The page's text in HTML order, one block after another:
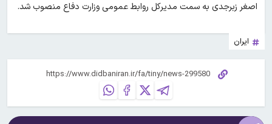
اصغر زبرجدی به سمت مدیرکل روابط عمومی وزارت دفاع منصوب شد.
ایران